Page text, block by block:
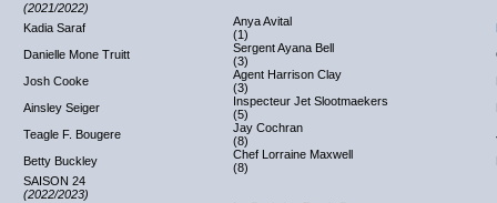
(2021/2022)
Kadia Saraf
Anya Avital
(1)
Danielle Mone Truitt
Sergent Ayana Bell
(3)
Josh Cooke
Agent Harrison Clay
(3)
Ainsley Seiger
Inspecteur Jet Slootmaekers
(5)
Teagle F. Bougere
Jay Cochran
(8)
Betty Buckley
Chef Lorraine Maxwell
(8)
SAISON 24
(2022/2023)